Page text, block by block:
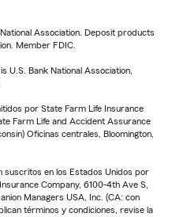
Association. Deposit products
Member FDIC.
Bank National Association,
por State Farm Life Insurance
Farm Life and Accident Assurance
Oficinas centrales, Bloomington,
suscritos en los Estados Unidos por
Company, 6100-4th Ave S,
Managers USA, Inc. (CA: con
términos y condiciones, revise la